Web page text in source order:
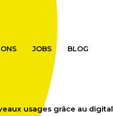
JOBS BLOG
usages grâce au digital